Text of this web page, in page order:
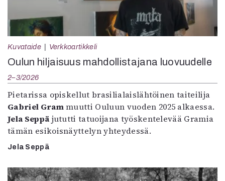
Kuvataide Verkkoartikkeli
Oulun hiljaisuus mahdollistajana luovuudelle
2–3/2026
Pietarissa opiskellut brasilialaislähtöinen taiteilija
Gabriel Grammuutti Ouluun vuoden 2025 alkaessa.
Jela Seppä jututti tatuoijana työskentelevää Gramia
tämän esikoisnäyttelyn yhteydessä.
Jela Seppä